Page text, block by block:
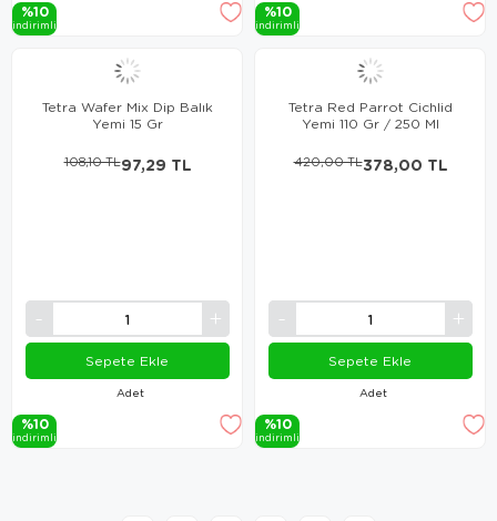
%10
i̇ndi̇ri̇mli̇
%10
i̇ndi̇ri̇mli̇
Tetra Wafer Mix Dip Balık
Yemi 15 Gr
Adet
97,29 TL
108,10 TL
Sepete Ekle
%10
i̇ndi̇ri̇mli̇
Tetra Red Parrot Cichlid
Yemi 110 Gr / 250 Ml
Adet
378,00 TL
420,00 TL
Sepete Ekle
%10
i̇ndi̇ri̇mli̇